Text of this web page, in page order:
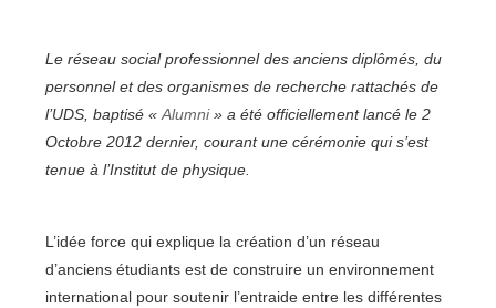
Le réseau social professionnel des anciens diplômés, du
personnel et des organismes de recherche rattachés de
l’UDS, baptisé «Alumni» a été officiellement lancé le 2
Octobre 2012 dernier, courant une cérémonie qui s’est
tenue à l’Institut de physique.
L’idée force qui explique la création d’un réseau
d’anciens étudiants est de construire un environnement
international pour soutenir l’entraide entre les différentes